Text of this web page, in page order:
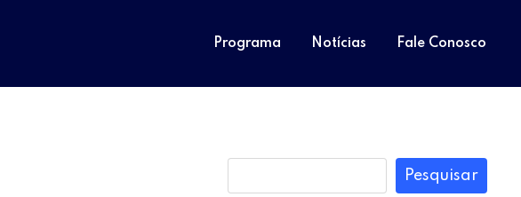
Programa Notícias Fale Conosco
Pesquisar